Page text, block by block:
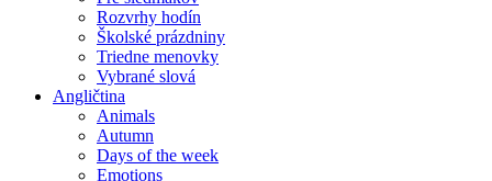
Rozvrhy hodín
Školské prázdniny
Triedne menovky
Vybrané slová
Angličtina
Animals
Autumn
Days of the week
Emotions